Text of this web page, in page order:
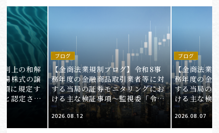
判上の和解
場株式の譲
に規定す
と認定され
ブログ
【金商法業規制ブログ】令和8事
務年度の金融商品取引業者等に対
する当局の証券モニタリングにお
ける主な検証事項～監視委「令和
8事務年度 証券モニタリング基本
方針」の解説～（第2回）
2026.08.12
ブログ
【金商法業
務年度の金
する当局の
ける主な検
8事務年度
方針」の解
2026.08.07